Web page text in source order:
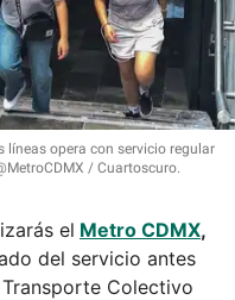
líneas opera con servicio regular
/ Cuartoscuro.
el Metro CDMX,
del servicio antes
Colectivo